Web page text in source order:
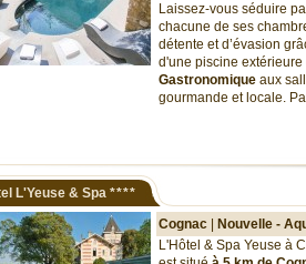
Laissez-vous séduire
chacune de ses
détente et d’évasion
d'une piscine extérieure
Gastronomique aux
gourmande et locale.
L'Yeuse & Spa ****
Cognac
Nouvelle -
L'Hôtel & Spa Yeuse à